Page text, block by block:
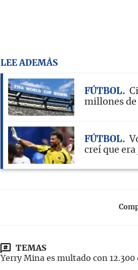
LEE ADEMÁS
FÚTBOL
millones de
FÚTBOL
creí que
TEMAS
Yerry Mina es multado con